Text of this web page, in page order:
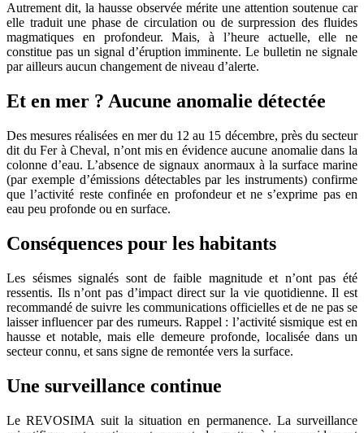
Autrement dit, la hausse observée mérite une attention soutenue car
elle traduit une phase de circulation ou de surpression des fluides
magmatiques en profondeur. Mais, à l’heure actuelle, elle ne
constitue pas un signal d’éruption imminente. Le bulletin ne signale
par ailleurs aucun changement de niveau d’alerte.
Et en mer ? Aucune anomalie détectée
Des mesures réalisées en mer du 12 au 15 décembre, près du secteur
dit du Fer à Cheval, n’ont mis en évidence aucune anomalie dans la
colonne d’eau. L’absence de signaux anormaux à la surface marine
(par exemple d’émissions détectables par les instruments) confirme
que l’activité reste confinée en profondeur et ne s’exprime pas en
eau peu profonde ou en surface.
Conséquences pour les habitants
Les séismes signalés sont de faible magnitude et n’ont pas été
ressentis. Ils n’ont pas d’impact direct sur la vie quotidienne. Il est
recommandé de suivre les communications officielles et de ne pas se
laisser influencer par des rumeurs. Rappel : l’activité sismique est en
hausse et notable, mais elle demeure profonde, localisée dans un
secteur connu, et sans signe de remontée vers la surface.
Une surveillance continue
Le REVOSIMA suit la situation en permanence. La surveillance